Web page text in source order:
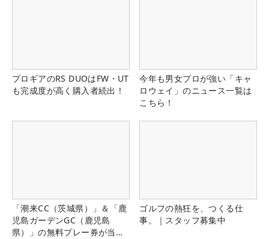
プロギアのRS DUOはFW・UT
も完成度が高く購入者続出！
今年も男女プロが強い「キャ
ロウェイ」のニュース一覧は
こちら！
「潮来CC（茨城県）」＆「鹿
児島ガーデンGC（鹿児島
県）」の無料プレー券が当た
ゴルフの熱狂を、つくる仕
事。｜スタッフ募集中